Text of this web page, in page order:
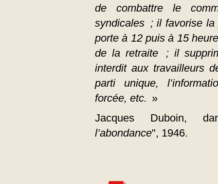
de combattre le
syndicales ; il favorise la
porte à 12 puis à 15
de la retraite ; il
interdit aux travailleurs
parti unique,
forcée, etc. »
Jacques Duboin,
l’abondance", 1946.